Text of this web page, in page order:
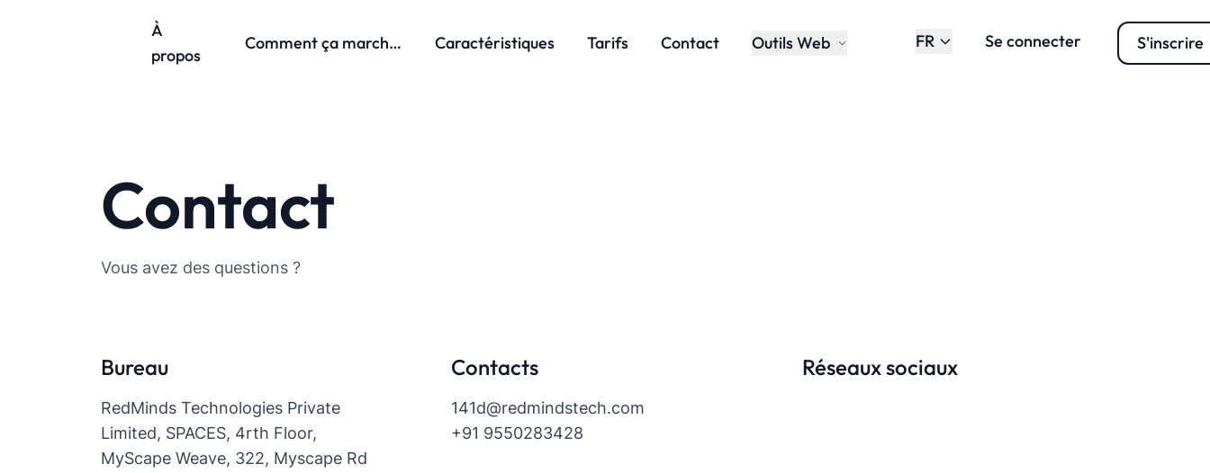
À
propos
Comment ça marche ? Caractéristiques Tarifs Contact Outils Web FR Se connecter S'inscrire
Contact
Vous avez des questions ?
Bureau
RedMinds Technologies Private
Limited, SPACES, 4rth Floor,
MyScape Weave, 322, Myscape Rd
Contacts
141d@redmindstech.com
+91 9550283428
Réseaux sociaux